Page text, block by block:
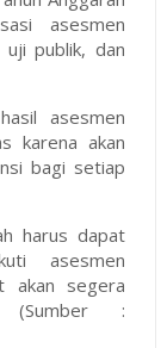
asesmen
uji publik, dan
asesmen
karena akan
bagi setiap
harus dapat
asesmen
akan segera
(Sumber :